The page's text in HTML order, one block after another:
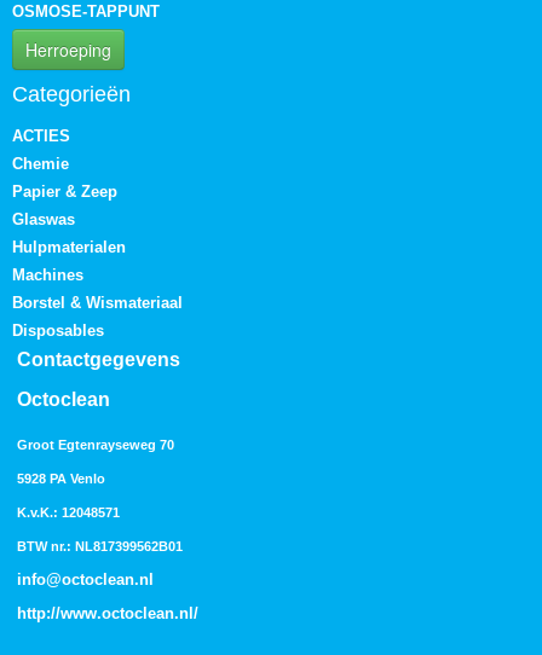
OSMOSE-TAPPUNT
Herroeping
Categorieën
ACTIES
Chemie
Papier & Zeep
Glaswas
Hulpmaterialen
Machines
Borstel & Wismateriaal
Disposables
Contactgegevens
Octoclean
Groot Egtenrayseweg 70
5928 PA Venlo
K.v.K.: 12048571
BTW nr.: NL817399562B01
info@octoclean.nl
http://www.octoclean.nl /